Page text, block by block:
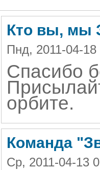
Кто вы, мы
Пнд, 2011-04-
Спасибо
орбите.
Команда
Ср, 2011-04-13